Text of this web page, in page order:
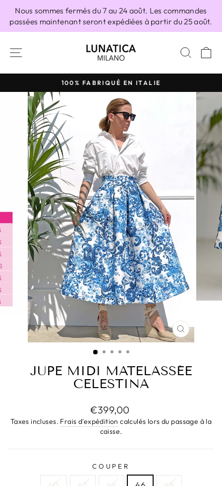
contenu
Nous sommes fermés du 7 au 24 août. Les commandes
passées maintenant seront expédiées à partir du 25 août.
Diaporama
Pause
100% FABRIQUÉ EN ITALIE
FERMER
(ESC)
JUPE MIDI MATELASSÉE
CELESTINA
Prix
régulier
€399,00
Taxes incluses. Frais d'expédition calculés lors du passage à la
caisse.
COUPER